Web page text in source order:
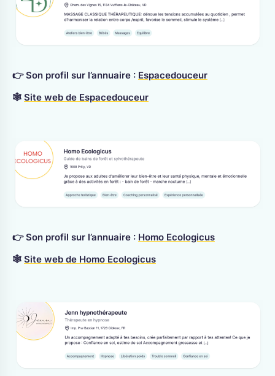
👉 Son profil sur l’annuaire : Espacedouceur
🕸 Site web de Espacedouceur
👉 Son profil sur l’annuaire : Homo Ecologicus
🕸 Site web de Homo Ecologicus